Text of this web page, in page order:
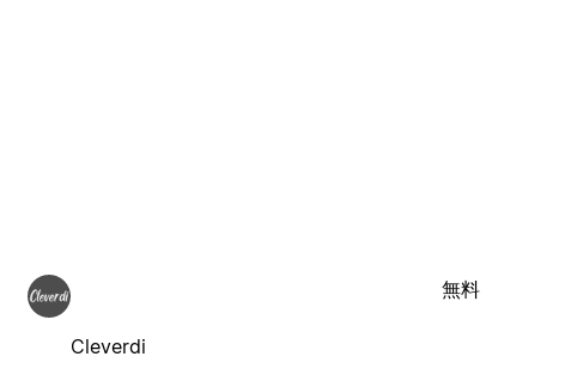
Cleverdi
無料